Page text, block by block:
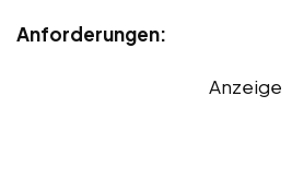
Anforderungen:
Anzeige